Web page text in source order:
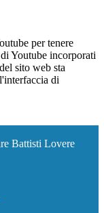
per tenere
Youtube incorporati
sito web sta
di
Battisti Lovere